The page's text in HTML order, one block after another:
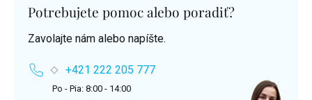
Potrebujete pomoc alebo poradiť?
Zavolajte nám alebo napíšte.
+421 222 205 777
Po - Pia: 8:00 - 14:00